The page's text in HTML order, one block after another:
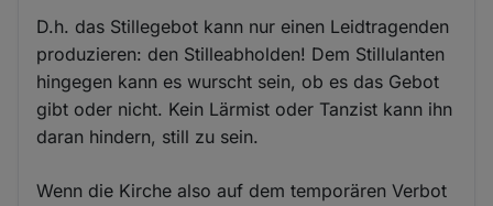
D.h. das Stillegebot kann nur einen Leidtragenden
produzieren: den Stilleabholden! Dem Stillulanten
hingegen kann es wurscht sein, ob es das Gebot
gibt oder nicht. Kein Lärmist oder Tanzist kann ihn
daran hindern, still zu sein.
Wenn die Kirche also auf dem temporären Verbot